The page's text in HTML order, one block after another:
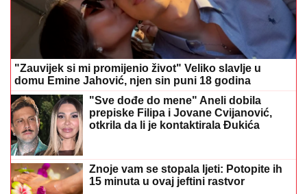
"Zauvijek si mi promijenio život" Veliko slavlje u
domu Emine Jahović, njen sin puni 18 godina
"Sve dođe do mene" Aneli dobila
prepiske Filipa i Jovane Cvijanović,
otkrila da li je kontaktirala Đukića
Znoje vam se stopala ljeti: Potopite ih
15 minuta u ovaj jeftini rastvor